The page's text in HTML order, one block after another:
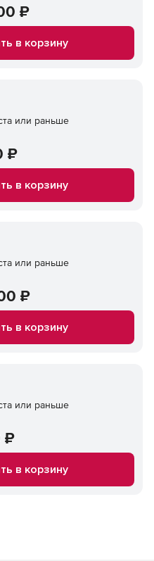
₽
в корзину
или раньше
₽
в корзину
или раньше
₽
в корзину
или раньше
₽
в корзину